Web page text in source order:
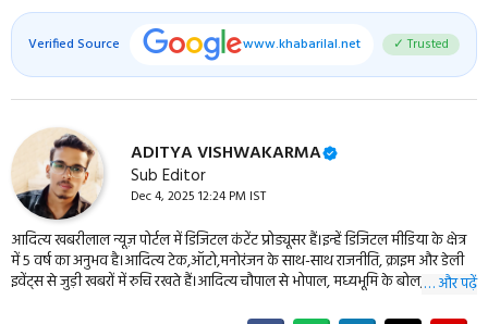
Verified Source www.khabarilal.net ✓ Trusted
ADITYA VISHWAKARMA
Sub Editor
Dec 4, 2025 12:24 PM IST
आदित्य खबरीलाल न्यूज़ पोर्टल में डिजिटल कंटेंट प्रोड्यूसर हैं।इन्हें डिजिटल मीडिया के क्षेत्र
में 5 वर्ष का अनुभव है।आदित्य टेक,ऑटो,मनोरंजन के साथ-साथ राजनीति, क्राइम और डेली
इवेंट्स से जुड़ी खबरों में रुचि रखते हैं।आदित्य चौपाल से भोपाल, मध्यभूमि के बोल,… और पढ़ें